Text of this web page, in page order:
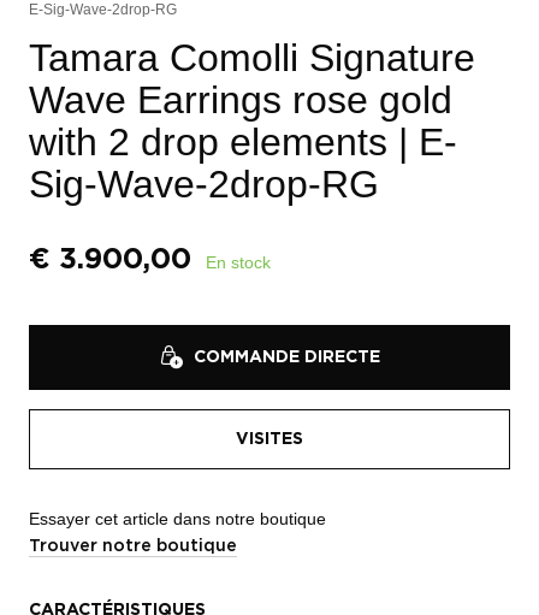
E-Sig-Wave-2drop-RG
Tamara Comolli Signature
Wave Earrings rose gold
with 2 drop elements | E-
Sig-Wave-2drop-RG
€ 3.900,00 En stock
COMMANDE DIRECTE
VISITES
Essayer cet article dans notre boutique
Trouver notre boutique
CARACTÉRISTIQUES